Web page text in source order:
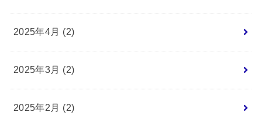
2025年4月 (2)
2025年3月 (2)
2025年2月 (2)